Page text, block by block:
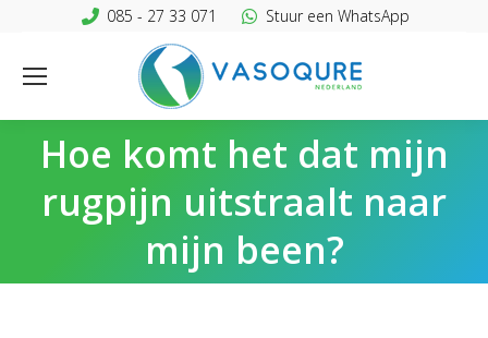
085 - 27 33 071 Stuur een WhatsApp
Hoe komt het dat mijn
rugpijn uitstraalt naar
mijn been?